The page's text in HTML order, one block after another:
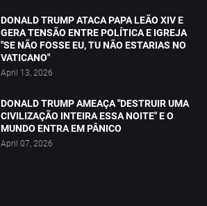
DONALD TRUMP ATACA PAPA LEÃO XIV E
GERA TENSÃO ENTRE POLÍTICA E IGREJA
"SE NÃO FOSSE EU, TU NÃO ESTARIAS NO
VATICANO"
April 13, 2026
DONALD TRUMP AMEAÇA "DESTRUIR UMA
CIVILIZAÇÃO INTEIRA ESSA NOITE" E O
MUNDO ENTRA EM PÂNICO
April 07, 2026